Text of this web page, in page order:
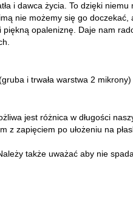
i dawca życia. To dzięki
nie możemy się go doczekać,
opaleniznę. Daje nam
i trwała warstwa 2 mikrony)
jest różnica w długości
z zapięciem po ułożeniu na
także uważać aby nie